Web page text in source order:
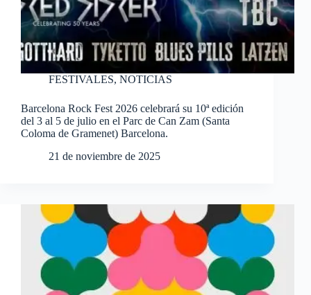
FESTIVALES, NOTICIAS
Barcelona Rock Fest 2026 celebrará su 10ª edición
del 3 al 5 de julio en el Parc de Can Zam (Santa
Coloma de Gramenet) Barcelona.
21 de noviembre de 2025